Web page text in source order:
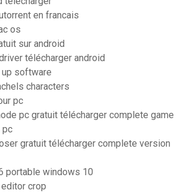
en francais
os
sur android
télécharger android
software
characters
pc
pc gratuit télécharger complete game
pc
gratuit télécharger complete version
portable windows 10
crop